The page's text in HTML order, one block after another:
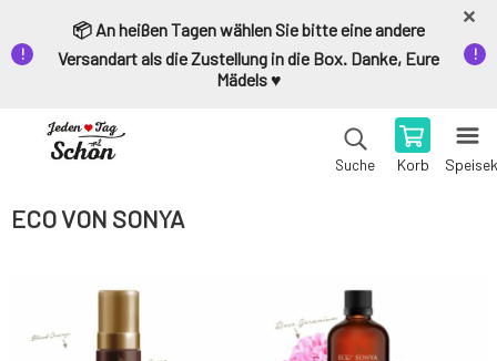
📦 An heißen Tagen wählen Sie bitte eine andere
Versandart als die Zustellung in die Box. Danke, Eure
Mädels ♥️
Suche Korb
ECO VON SONYA